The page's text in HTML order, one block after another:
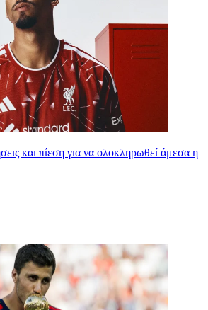
και πίεση για να ολοκληρωθεί άμεσα η